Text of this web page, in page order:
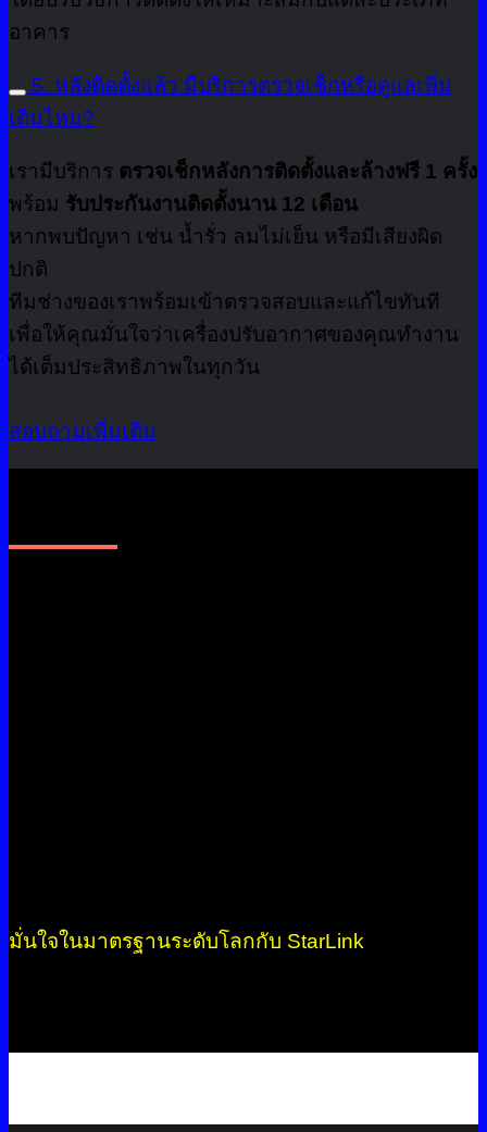
อาคาร
5. หลังติดตั้งแล้ว มีบริการตรวจเช็กหรือดูแลเพิ่ม
เติมไหม?
เรามีบริการ ตรวจเช็กหลังการติดตั้งและล้างฟรี 1 ครั้ง
พร้อม รับประกันงานติดตั้งนาน 12 เดือน
หากพบปัญหา เช่น น้ำรั่ว ลมไม่เย็น หรือมีเสียงผิด
ปกติ
ทีมช่างของเราพร้อมเข้าตรวจสอบและแก้ไขทันที
เพื่อให้คุณมั่นใจว่าเครื่องปรับอากาศของคุณทำงาน
ได้เต็มประสิทธิภาพในทุกวัน
สอบถามเพิ่มเติม
มั่นใจในมาตรฐานระดับโลกกับ StarLink